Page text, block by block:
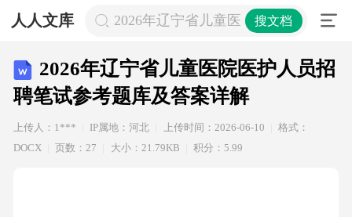
人人文库 2026年辽宁省儿童医院医护人员招聘
搜文档
2026年辽宁省儿童医院医护人员招
聘笔试参考题库及答案详解
上传人：1*** IP属地：河北 上传时间：2026-06-10
格式：
DOCX
页数：27 大小：21.79KB 积分：5.99